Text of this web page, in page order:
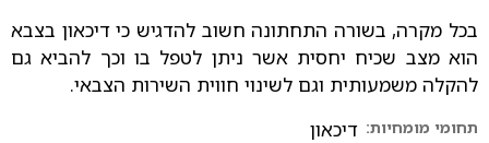
בכל מקרה, בשורה התחתונה חשוב להדגיש כי דיכאון בצבא
הוא מצב שכיח יחסית אשר ניתן לטפל בו וכך להביא גם
להקלה משמעותית וגם לשינוי חווית השירות הצבאי.
תחומי מומחיות: דיכאון